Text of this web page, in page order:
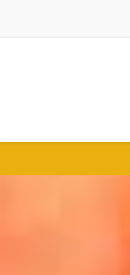
に
移
ョ
ン